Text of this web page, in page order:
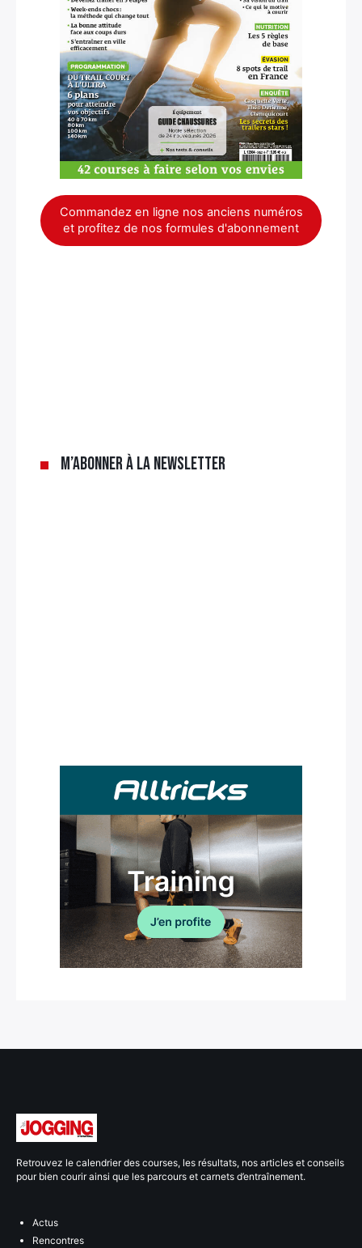
Commandez en ligne nos anciens numéros
et profitez de nos formules d'abonnement
M’abonner à la newsletter
Retrouvez le calendrier des courses, les résultats, nos articles et conseils
pour bien courir ainsi que les parcours et carnets d’entraînement.
Actus
Rencontres